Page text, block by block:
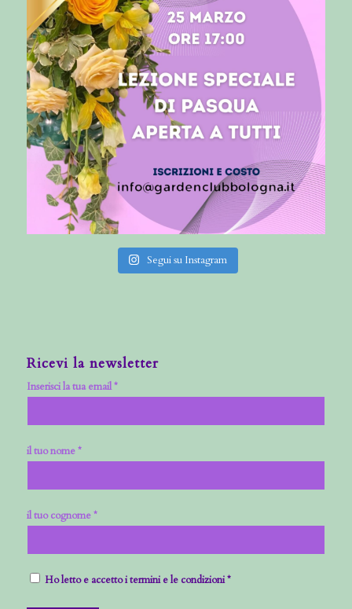
Segui su Instagram
Ricevi la newsletter
Inserisci la tua email *
il tuo nome *
il tuo cognome *
Ho letto e accetto i termini e le condizioni *